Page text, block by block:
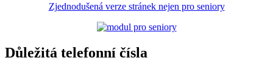
Zjednodušená verze stránek nejen pro seniory
Důležitá telefonní čísla